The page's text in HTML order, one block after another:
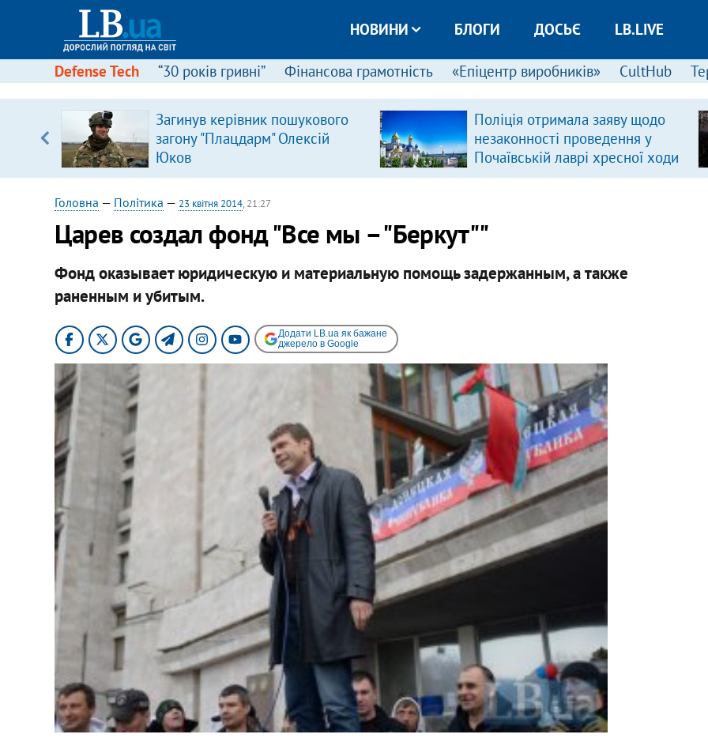
НОВИНИ БЛОГИ ДОСЬЄ LB.LIVE
Defense Tech “30 років гривні” Фінансова грамотність «Епіцентр виробників» CultHub
Загинув керівник пошукового
загону "Плацдарм" Олексій
Юков
Поліція отримала заяву щодо
незаконності проведення у
Почаївській лаврі хресної ходи
Головна — Політика — 23 квітня 2014, 21:27
Царев создал фонд "Все мы – "Беркут""
Фонд оказывает юридическую и материальную помощь задержанным, а также
раненным и убитым.
Додати LB.ua як бажане
джерело в Google